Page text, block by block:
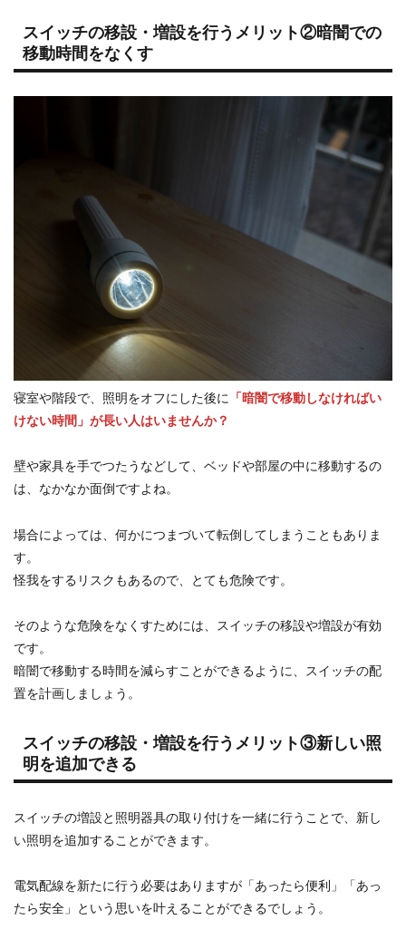
スイッチの移設・増設を行うメリット②暗闇での
移動時間をなくす
寝室や階段で、照明をオフにした後に
「暗闇で移動しなければい
けない時間」が長い人はいませんか？
壁や家具を手でつたうなどして、ベッドや部屋の中に移動するの
は、なかなか面倒ですよね。
場合によっては、何かにつまづいて転倒してしまうこともありま
す。
怪我をするリスクもあるので、とても危険です。
そのような危険をなくすためには、スイッチの移設や増設が有効
です。
暗闇で移動する時間を減らすことができるように、スイッチの配
置を計画しましょう。
スイッチの移設・増設を行うメリット③新しい照
明を追加できる
スイッチの増設と照明器具の取り付けを一緒に行うことで、新し
い照明を追加することができます。
電気配線を新たに行う必要はありますが「あったら便利」「あっ
たら安全」という思いを叶えることができるでしょう。